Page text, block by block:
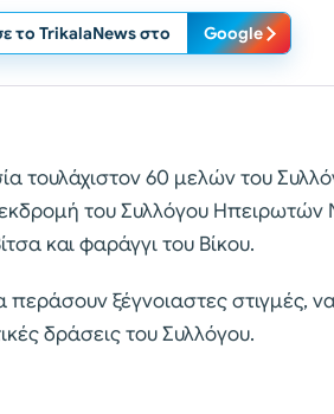
το TrikalaNews στο Google
τουλάχιστον 60 μελών του
του Συλλόγου Ηπειρωτών
και φαράγγι του Βίκου.
περάσουν ξέγνοιαστες στιγμές,
δράσεις του Συλλόγου.